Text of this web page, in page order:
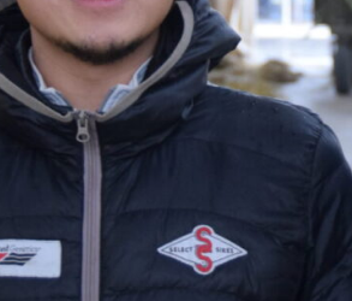
株式会社デーリィジャパ
誌『Dairy Japan』をはじ
めの出版会社。
酪農がますます面白くな
魅力的になっていく―そ
出版しています。